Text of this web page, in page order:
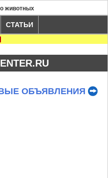
животных
СТАТЬИ
ОБЪЯВЛЕНИЯ